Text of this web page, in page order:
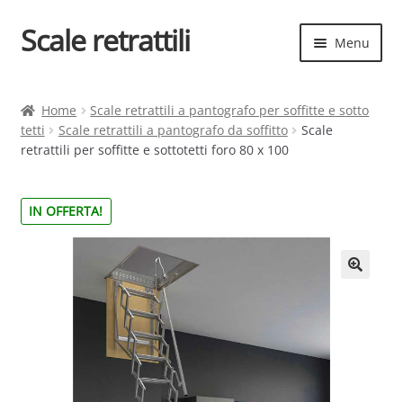
Vai
alla
Vai
al
Scale retrattili Menu
il
Contatti
Elenco scale
menu
Scelta rapida
Home
Scale retrattili a pantografo per soffitte e sotto
tetti
Scale retrattili a pantografo da soffitto
Scale
retrattili per soffitte e sottotetti foro 80 x 100
IN OFFERTA!